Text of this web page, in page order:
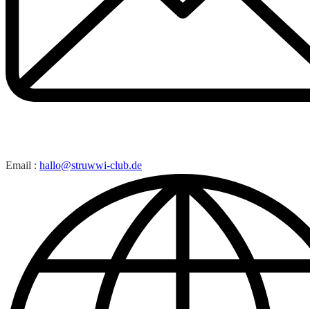
Email : hallo@struwwi-club.de